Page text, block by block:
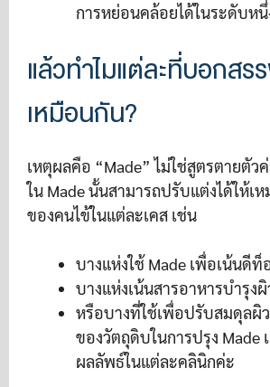
การหย่อนคล้อยได้ในระดับหนึ่
แล้วทำไมแต่ละที่บอกส
เหมือนกัน?
เหตุผลคือ “Made” ไม่ใช่สูตรตายตัว
ใน Made นั้นสามารถปรับแต่งได้ให้
ของคนไข้ในแต่ละเคส เช่น
บางแห่งใช้ Made เพื่อเน้นดีท็
บางแห่งเน้นสารอาหารบำรุง
หรือบางที่ใช้เพื่อปรับสมดุลผิ
ของวัตถุดิบในการปรุง Made
ผลลัพธ์ในแต่ละคลินิกค่ะ